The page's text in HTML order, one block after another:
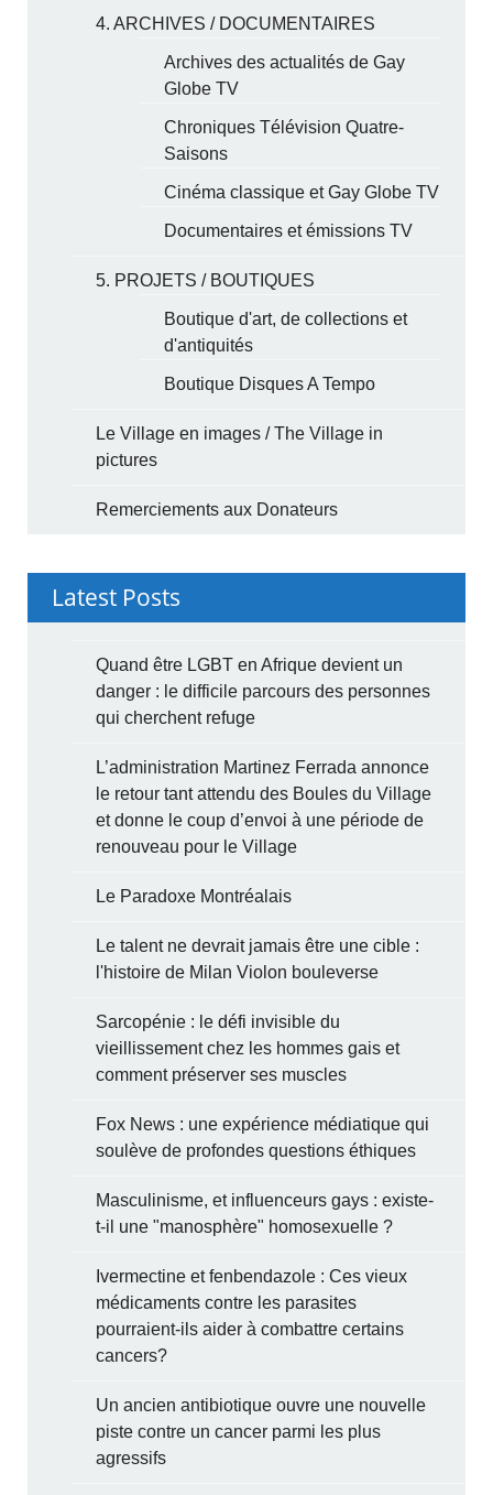
4. ARCHIVES / DOCUMENTAIRES
Archives des actualités de Gay
Globe TV
Chroniques Télévision Quatre-
Saisons
Cinéma classique et Gay Globe TV
Documentaires et émissions TV
5. PROJETS / BOUTIQUES
Boutique d'art, de collections et
d'antiquités
Boutique Disques A Tempo
Le Village en images / The Village in
pictures
Remerciements aux Donateurs
Latest Posts
Quand être LGBT en Afrique devient un
danger : le difficile parcours des personnes
qui cherchent refuge
L’administration Martinez Ferrada annonce
le retour tant attendu des Boules du Village
et donne le coup d’envoi à une période de
renouveau pour le Village
Le Paradoxe Montréalais
Le talent ne devrait jamais être une cible :
l'histoire de Milan Violon bouleverse
Sarcopénie : le défi invisible du
vieillissement chez les hommes gais et
comment préserver ses muscles
Fox News : une expérience médiatique qui
soulève de profondes questions éthiques
Masculinisme, et influenceurs gays : existe-
t-il une "manosphère" homosexuelle ?
Ivermectine et fenbendazole : Ces vieux
médicaments contre les parasites
pourraient-ils aider à combattre certains
cancers?
Un ancien antibiotique ouvre une nouvelle
piste contre un cancer parmi les plus
agressifs